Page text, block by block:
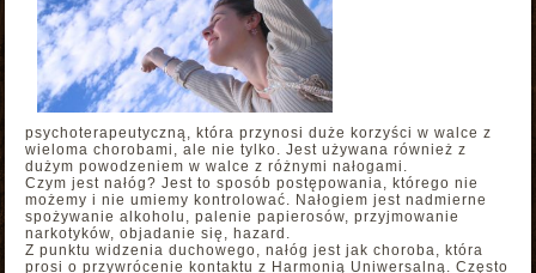
psychoterapeutyczną, która przynosi duże korzyści w walce z
wieloma chorobami, ale nie tylko. Jest używana również z
dużym powodzeniem w walce z różnymi nałogami.
Czym jest nałóg? Jest to sposób postępowania, którego nie
możemy i nie umiemy kontrolować. Nałogiem jest nadmierne
spożywanie alkoholu, palenie papierosów, przyjmowanie
narkotyków, objadanie się, hazard.
Z punktu widzenia duchowego, nałóg jest jak choroba, która
prosi o przywrócenie kontaktu z Harmonią Uniwersalną. Często